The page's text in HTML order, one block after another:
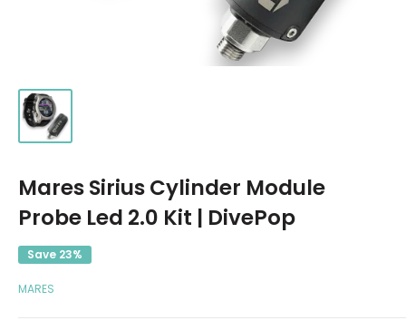
Mares Sirius Cylinder Module
Probe Led 2.0 Kit | DivePop
Save 23%
MARES